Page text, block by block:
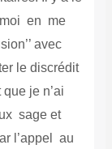
moi en me
avec
le discrédit
je n’ai
sage et
l’appel au